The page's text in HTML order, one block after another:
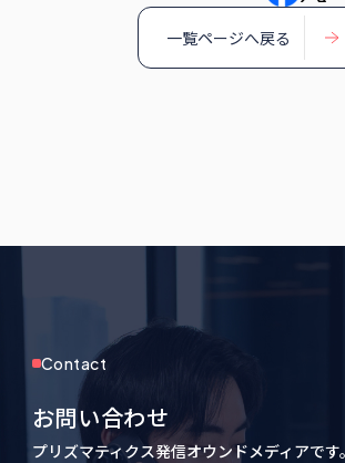
一覧ページへ戻る
Contact
お問い合わせ
プリズマティクス発信オウンドメディアで